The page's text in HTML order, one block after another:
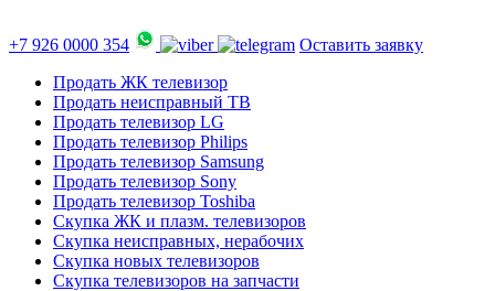
+7 926 0000 354
Оставить заявку
Продать ЖК телевизор
Продать неисправный ТВ
Продать телевизор LG
Продать телевизор Philips
Продать телевизор Samsung
Продать телевизор Sony
Продать телевизор Toshiba
Скупка ЖК и плазм. телевизоров
Скупка неисправных, нерабочих
Скупка новых телевизоров
Скупка телевизоров на запчасти